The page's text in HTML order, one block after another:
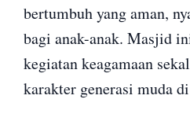
bertumbuh yang aman,
bagi anak-anak. Masjid
kegiatan keagamaan
karakter generasi muda